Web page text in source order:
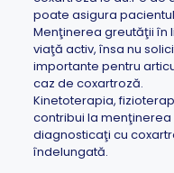
poate asigura
Menţinerea greutăţii în
viaţă activ, însa nu
importante pentru
caz de coxartroză.
Kinetoterapia,
contribui la
diagnosticaţi cu
îndelungată.